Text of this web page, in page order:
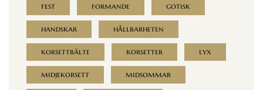
fest formande gotisk
handskar hållbarheten
korsettbälte korsetter lyx
midjekorsett midsommar